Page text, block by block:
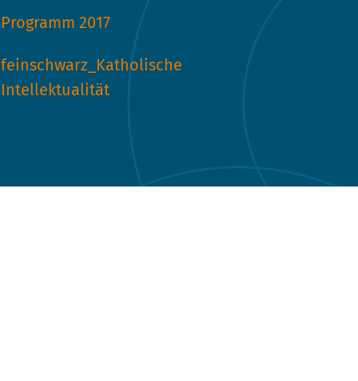
feinschwarz_Katholische
Intellektualität
Programm 2017